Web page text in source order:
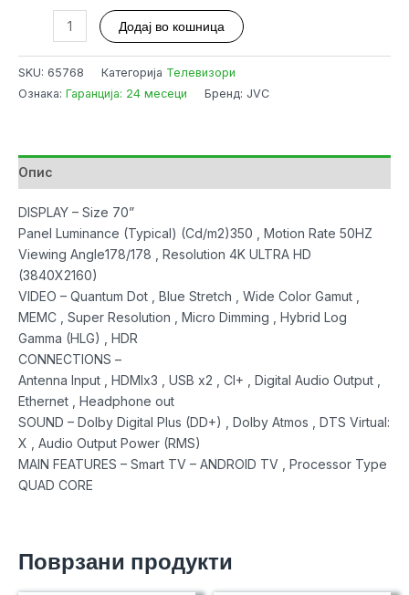
70VAQ7200
количина
Додај во кошница
SKU: 65768 Категорија Телевизори
Ознака: Гаранција: 24 месеци Бренд: JVC
Опис
DISPLAY – Size 70”
Panel Luminance (Typical) (Cd/m2)350 , Motion Rate 50HZ
Viewing Angle178/178 , Resolution 4K ULTRA HD
(3840X2160)
VIDEO – Quantum Dot , Blue Stretch , Wide Color Gamut ,
MEMC , Super Resolution , Micro Dimming , Hybrid Log
Gamma (HLG) , HDR
CONNECTIONS –
Antenna Input , HDMIx3 , USB x2 , CI+ , Digital Audio Output ,
Ethernet , Headphone out
SOUND – Dolby Digital Plus (DD+) , Dolby Atmos , DTS Virtual:
X , Audio Output Power (RMS)
MAIN FEATURES – Smart TV – ANDROID TV , Processor Type
QUAD CORE
Поврзани продукти